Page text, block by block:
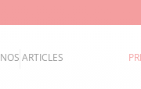
NOS ARTICLES